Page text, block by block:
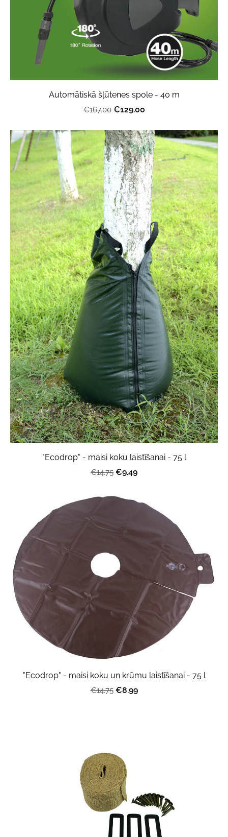
Automātiskā šļūtenes spole - 40 m
€167.00 €129.00
"Ecodrop" - maisi koku laistīšanai - 75 l
€14.75 €9.49
"Ecodrop" - maisi koku un krūmu laistīšanai - 75 l
€14.75 €8.99